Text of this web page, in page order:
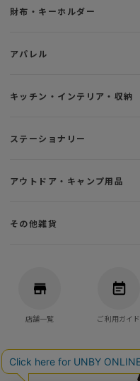
財布・キーホルダー
アパレル
キッチン・インテリア・収納
ステーショナリー
アウトドア・キャンプ用品
その他雑貨
店舗一覧 ご利用ガイド